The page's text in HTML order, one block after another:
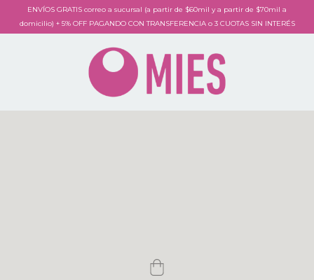
ENVÍOS GRATIS correo a sucursal (a partir de $60mil y a partir de $70mil a
domicilio) + 5% OFF PAGANDO CON TRANSFERENCIA o 3 CUOTAS SIN INTERÉS